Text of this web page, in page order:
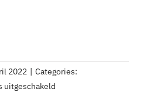
2022 | Categories:
uitgeschakeldvoor